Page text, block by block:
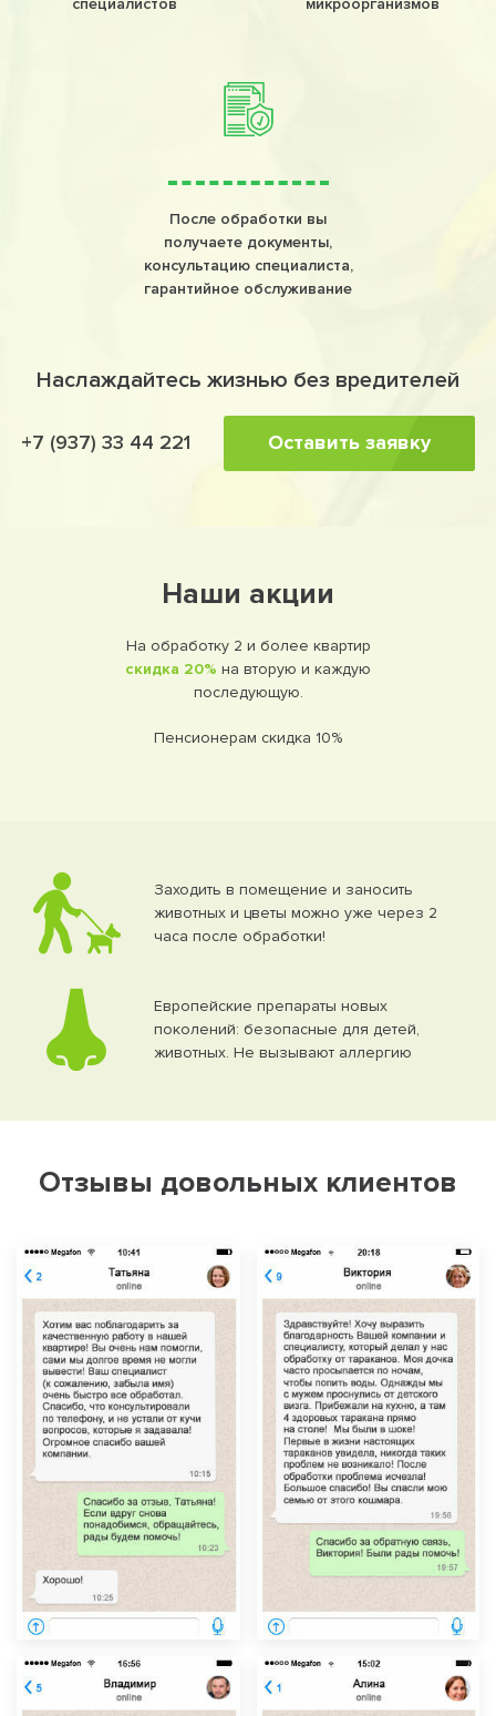
После обработки вы
получаете документы,
консультацию специалиста,
гарантийное обслуживание
Наслаждайтесь жизнью без вредителей
+7 (937) 33 44 221 Оставить заявку
Наши акции
На обработку 2 и более квартир
скидка 20% на вторую и каждую
последующую.
Пенсионерам скидка 10%
Заходить в помещение и заносить
животных и цветы можно уже через 2
часа после обработки!
Европейские препараты новых
поколений: безопасные для детей,
животных. Не вызывают аллергию
Отзывы довольных клиентов